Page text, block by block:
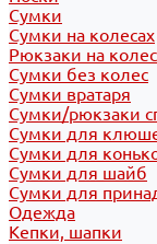
Сумки
Сумки на колесах
Рюкзаки на
Сумки без колес
Сумки вратаря
Сумки/рюкзаки
Сумки для
Сумки для
Сумки для шайб
Сумки для
Одежда
Кепки, шапки